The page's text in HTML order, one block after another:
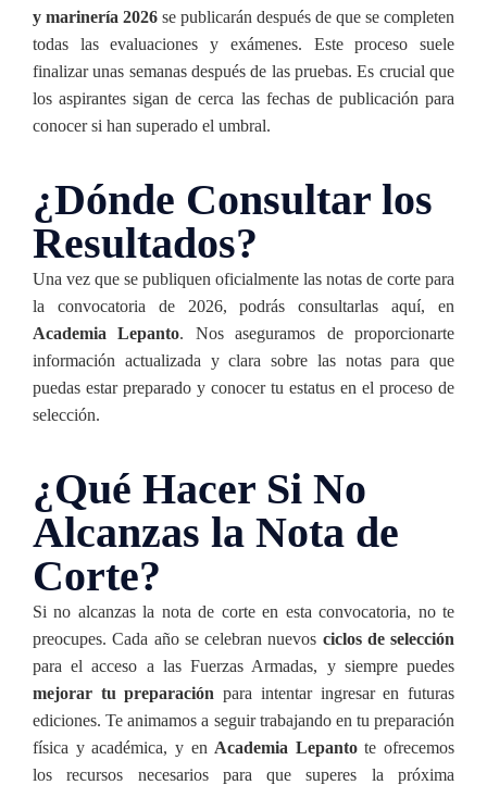
y marinería 2026 se publicarán después de que se completen
todas las evaluaciones y exámenes. Este proceso suele
finalizar unas semanas después de las pruebas. Es crucial que
los aspirantes sigan de cerca las fechas de publicación para
conocer si han superado el umbral.
¿Dónde Consultar los
Resultados?
Una vez que se publiquen oficialmente las notas de corte para
la convocatoria de 2026, podrás consultarlas aquí, en
Academia Lepanto. Nos aseguramos de proporcionarte
información actualizada y clara sobre las notas para que
puedas estar preparado y conocer tu estatus en el proceso de
selección.
¿Qué Hacer Si No
Alcanzas la Nota de
Corte?
Si no alcanzas la nota de corte en esta convocatoria, no te
preocupes. Cada año se celebran nuevos ciclos de selección
para el acceso a las Fuerzas Armadas, y siempre puedes
mejorar tu preparación para intentar ingresar en futuras
ediciones. Te animamos a seguir trabajando en tu preparación
física y académica, y en Academia Lepantote ofrecemos
los recursos necesarios para que superes la próxima